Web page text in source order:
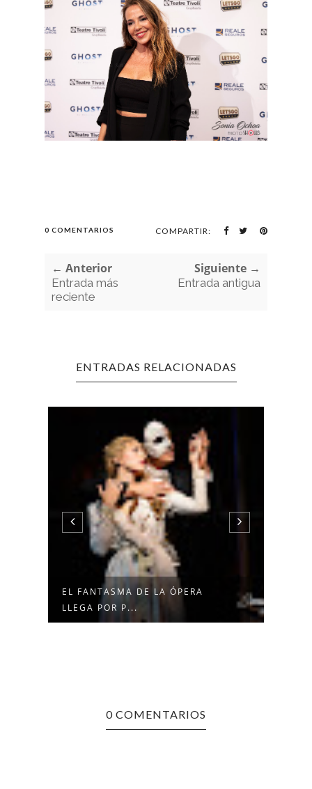
0 COMENTARIOS COMPARTIR:
← Anterior
Entrada más
reciente
Siguiente →
Entrada antigua
ENTRADAS RELACIONADAS
EL FANTASMA DE LA ÓPERA
LLEGA POR P...
0 COMENTARIOS